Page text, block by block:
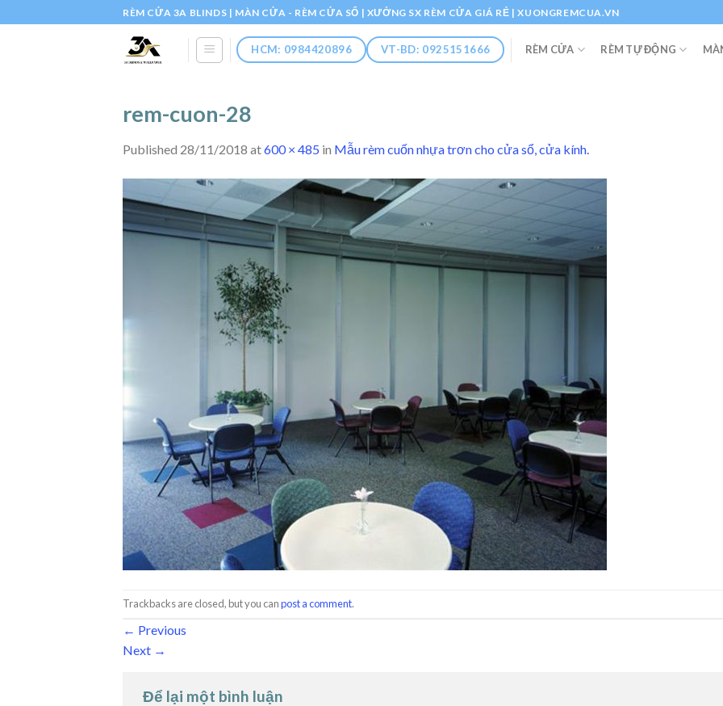
to
RÈM CỬA 3A BLINDS | MÀN CỬA - RÈM CỬA SỔ | XƯỞNG SX RÈM CỬA GIÁ RẺ | XUONGREMCUA.VN
HCM: 0984420896 VT-BD: 0925151666 RÈM CỬA RÈM TỰ ĐỘNG
rem-cuon-28
Published 28/11/2018 at600 × 485 in Mẫu rèm cuốn nhựa trơn cho cửa sổ, cửa kính.
Trackbacks are closed, but you canpost a comment.
← Previous
Next →
Để lại một bình luận